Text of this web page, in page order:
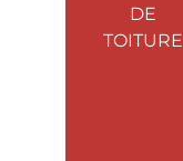
DE
TOITURE